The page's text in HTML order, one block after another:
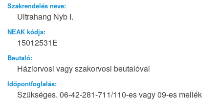
Szakrendelés neve:
Ultrahang Nyb I.
NEAK kódja:
15012531E
Beutaló:
Háziorvosi vagy szakorvosi beutalóval
Időpontfoglalás:
Szükséges. 06-42-281-711/110-es vagy 09-es mellék